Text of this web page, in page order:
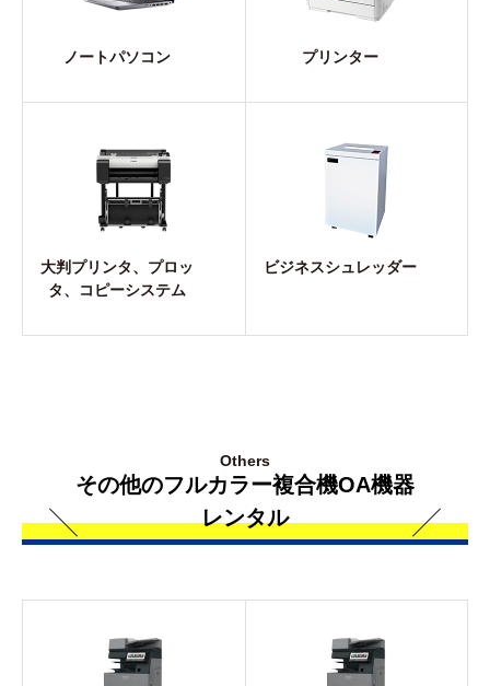
ノートパソコン プリンター
大判プリンタ、プロッ
タ、コピーシステム
ビジネスシュレッダー
Others
その他のフルカラー複合機OA機器
レンタル